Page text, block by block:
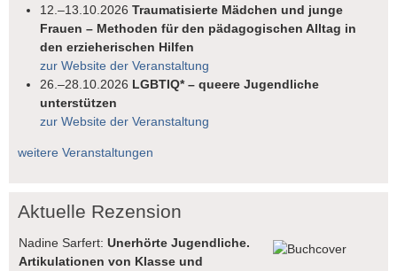
12.–13.10.2026Traumatisierte Mädchen und junge
Frauen – Methoden für den pädagogischen Alltag in
den erzieherischen Hilfen
zur Website der Veranstaltung
26.–28.10.2026 LGBTIQ* – queere Jugendliche
unterstützen
zur Website der Veranstaltung
weitere Veranstaltungen
Aktuelle Rezension
Nadine Sarfert:Unerhörte Jugendliche.
Artikulationen von Klasse und